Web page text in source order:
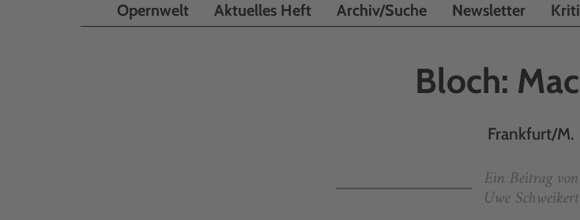
Opernwelt Aktuelles Heft Archiv/Suche Newsletter
Bloch:
Frankfurt/M.
Ein Beitrag von
Uwe Schweikert